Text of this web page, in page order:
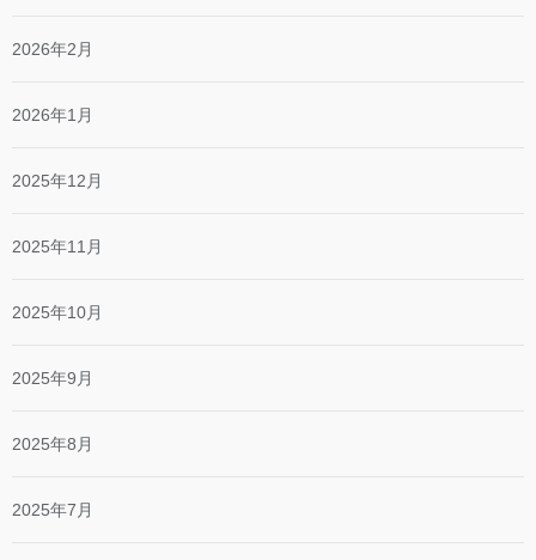
2026年2月
2026年1月
2025年12月
2025年11月
2025年10月
2025年9月
2025年8月
2025年7月